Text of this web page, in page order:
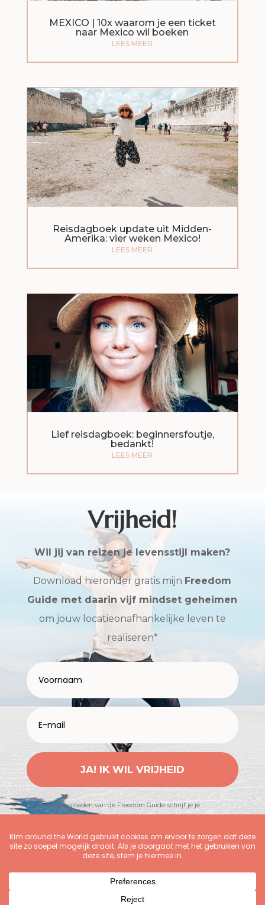
MEXICO | 10x waarom je een ticket
naar Mexico wil boeken
LEES MEER
Reisdagboek update uit Midden-
Amerika: vier weken Mexico!
LEES MEER
Lief reisdagboek: beginnersfoutje,
bedankt!
LEES MEER
Vrijheid!
Wil jij van reizen je levensstijl maken?
Download hieronder gratis mijn Freedom
Guide met daarin vijf mindset geheimen
om jouw locatieonafhankelijke leven te
realiseren*
JA! IK WIL VRIJHEID
*Met het downloaden van de Freedom Guide schrijf je je